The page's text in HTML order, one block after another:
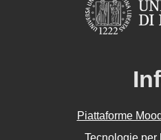
Piattaforme
Tecnologie per